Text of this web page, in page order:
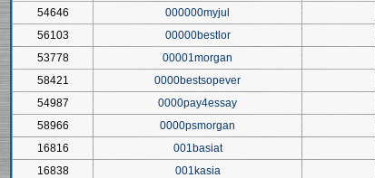
54646
000000myjul
56103
00000bestlor
53778
00001morgan
58421
0000bestsopever
54987
0000pay4essay
58966
0000psmorgan
16816
001basiat
16838
001kasia